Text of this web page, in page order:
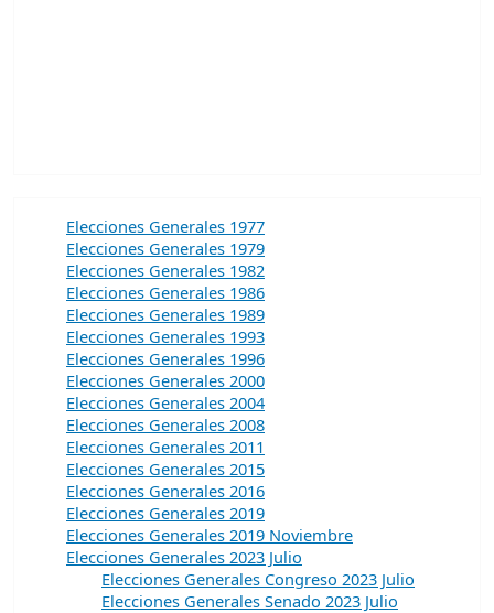
Elecciones Generales 1977
Elecciones Generales 1979
Elecciones Generales 1982
Elecciones Generales 1986
Elecciones Generales 1989
Elecciones Generales 1993
Elecciones Generales 1996
Elecciones Generales 2000
Elecciones Generales 2004
Elecciones Generales 2008
Elecciones Generales 2011
Elecciones Generales 2015
Elecciones Generales 2016
Elecciones Generales 2019
Elecciones Generales 2019 Noviembre
Elecciones Generales 2023 Julio
Elecciones Generales Congreso 2023 Julio
Elecciones Generales Senado 2023 Julio